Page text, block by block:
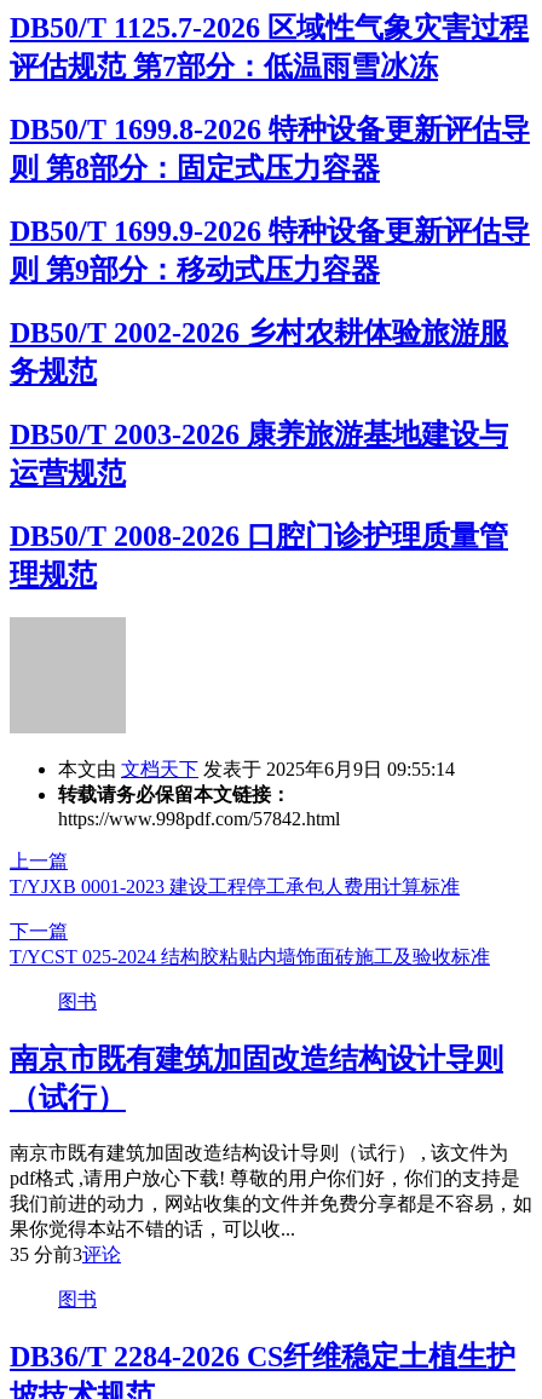
DB50/T 1125.7-2026 区域性气象灾害过程
评估规范 第7部分：低温雨雪冰冻
DB50/T 1699.8-2026 特种设备更新评估导
则 第8部分：固定式压力容器
DB50/T 1699.9-2026 特种设备更新评估导
则 第9部分：移动式压力容器
DB50/T 2002-2026 乡村农耕体验旅游服
务规范
DB50/T 2003-2026 康养旅游基地建设与
运营规范
DB50/T 2008-2026 口腔门诊护理质量管
理规范
本文由 文档天下 发表于 2025年6月9日 09:55:14
转载请务必保留本文链接：
https://www.998pdf.com/57842.html
上一篇
T/YJXB 0001-2023 建设工程停工承包人费用计算标准
下一篇
T/YCST 025-2024 结构胶粘贴内墙饰面砖施工及验收标准
图书
南京市既有建筑加固改造结构设计导则
（试行）
南京市既有建筑加固改造结构设计导则（试行） , 该文件为
pdf格式 ,请用户放心下载! 尊敬的用户你们好，你们的支持是
我们前进的动力，网站收集的文件并免费分享都是不容易，如
果你觉得本站不错的话，可以收...
35 分前3评论
图书
DB36/T 2284-2026 CS纤维稳定土植生护